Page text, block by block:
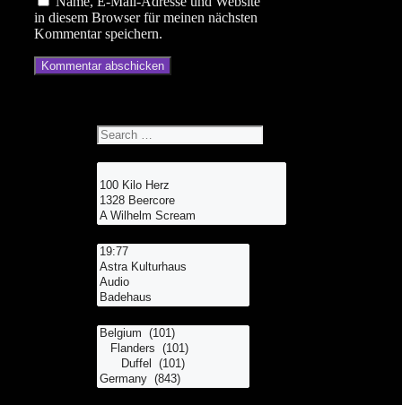
in diesem Browser für meinen nächsten
Kommentar speichern.